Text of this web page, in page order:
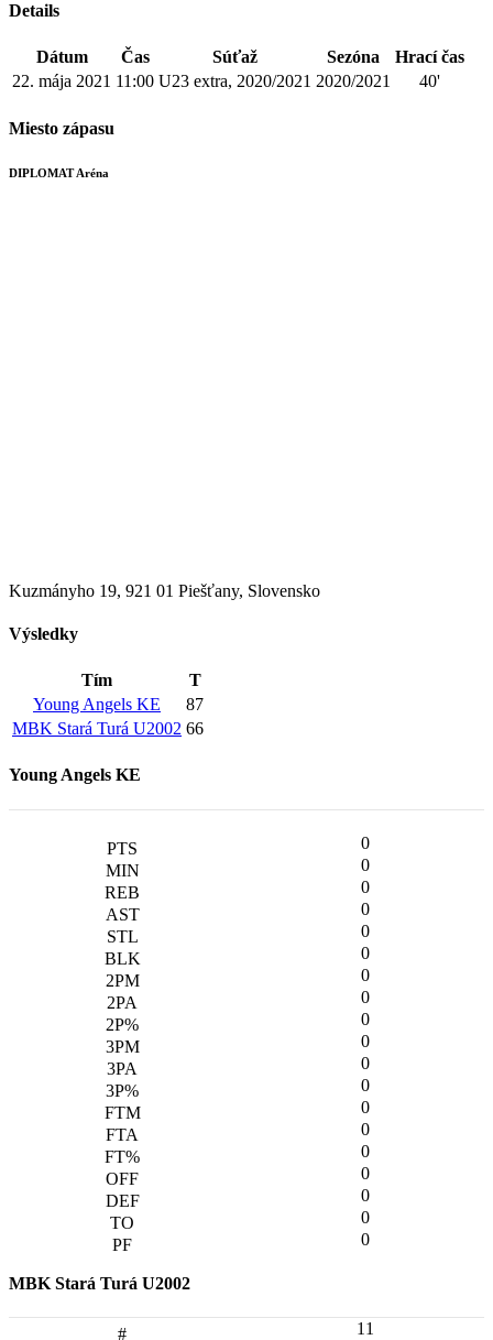
Details
Dátum Čas Súťaž Sezóna
Hrací čas
22. mája 2021 11:00 U23 extra, 2020/2021 2020/2021 40'
Miesto zápasu
DIPLOMAT Aréna
Kuzmányho 19, 921 01 Piešťany, Slovensko
Výsledky
Tím
T
Young Angels KE
87
MBK Stará Turá U2002 66
Young Angels KE
0
0
0
0
0
0
0
0
0
0
0
0
0
0
0
0
0
0
0
MBK Stará Turá U2002
11